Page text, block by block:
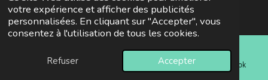
votre expérience et afficher des publicités
personnalisées. En cliquant sur "Accepter", vous
consentez à l'utilisation de tous les cookies.
Refuser Accepter
Propulsé parWebador
E-mail Carte Facebook